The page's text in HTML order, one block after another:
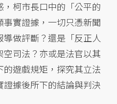
柯市長口中的「公平的
實證據，一切只憑新聞
做評斷？還是「反正人
司法？亦或是法官以其
遊戲規矩，探究其立法
據後所下的結論與判決